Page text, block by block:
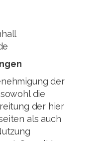
der
die
der hier
als auch